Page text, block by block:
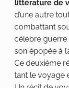
littérature de
d’une autre
combattant
célèbre guerre
son épopée à
Ce deuxième
tant le voyage